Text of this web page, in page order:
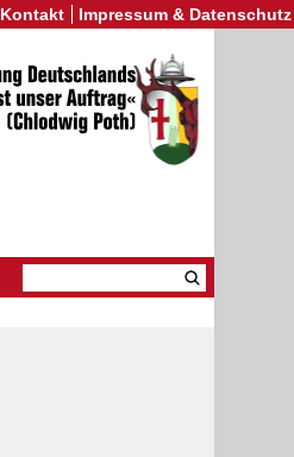
Kontakt Impressum & Datenschutz